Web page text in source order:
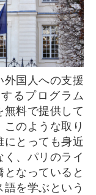
るプログラム
料で提供して
のような取り
にとっても身近
、パリのライ
なっていると
を学ぶという